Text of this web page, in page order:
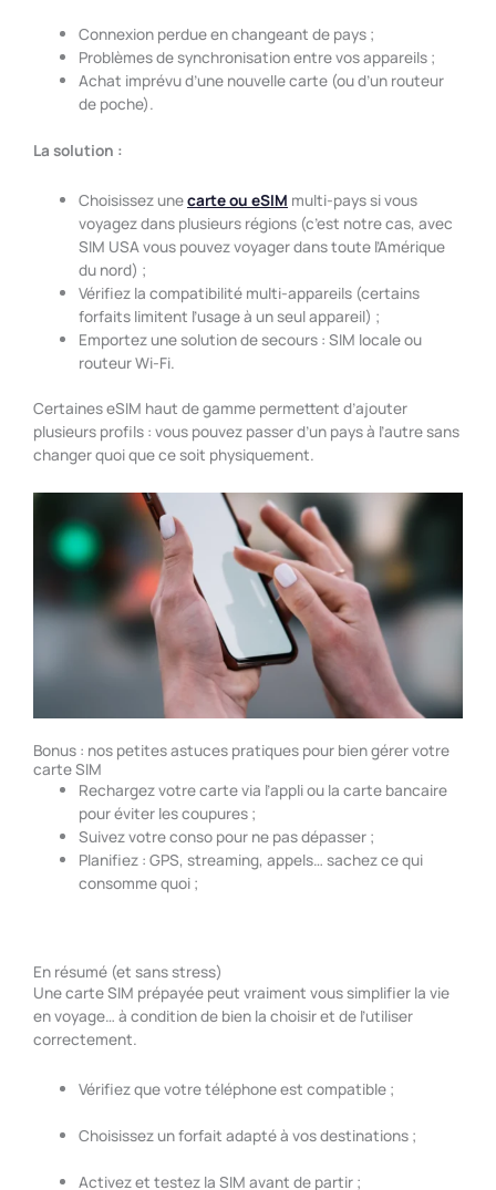
Connexion perdue en changeant de pays ;
Problèmes de synchronisation entre vos appareils ;
Achat imprévu d’une nouvelle carte (ou d’un routeur
de poche).
La solution :
Choisissez unecarte ou eSIM multi-pays si vous
voyagez dans plusieurs régions (c’est notre cas, avec
SIM USA vous pouvez voyager dans toute l’Amérique
du nord) ;
Vérifiez la compatibilité multi-appareils (certains
forfaits limitent l’usage à un seul appareil) ;
Emportez une solution de secours : SIM locale ou
routeur Wi-Fi.
Certaines eSIM haut de gamme permettent d’ajouter
plusieurs profils : vous pouvez passer d’un pays à l’autre sans
changer quoi que ce soit physiquement.
Bonus : nos petites astuces pratiques pour bien gérer votre
carte SIM
Rechargez votre carte via l’appli ou la carte bancaire
pour éviter les coupures ;
Suivez votre conso pour ne pas dépasser ;
Planifiez : GPS, streaming, appels… sachez ce qui
consomme quoi ;
En résumé (et sans stress)
Une carte SIM prépayée peut vraiment vous simplifier la vie
en voyage… à condition de bien la choisir et de l’utiliser
correctement.
Vérifiez que votre téléphone est compatible ;
Choisissez un forfait adapté à vos destinations ;
Activez et testez la SIM avant de partir ;